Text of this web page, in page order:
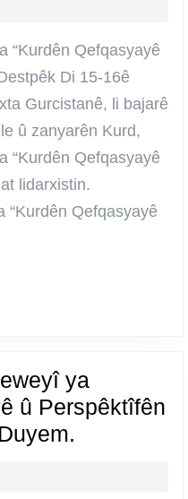
“Kurdên
û
Neteweyî”.
Destpêk
(video)
“Kurdên Qefqasyayê
Di 15-16ê
Gurcistanê, li bajarê
û zanyarên Kurd,
“Kurdên Qefqasyayê
lidarxistin.
“Kurdên Qefqasyayê
ya
û Perspêktîfên